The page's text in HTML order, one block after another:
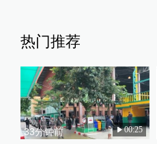
热门推荐
33分钟前 00:25